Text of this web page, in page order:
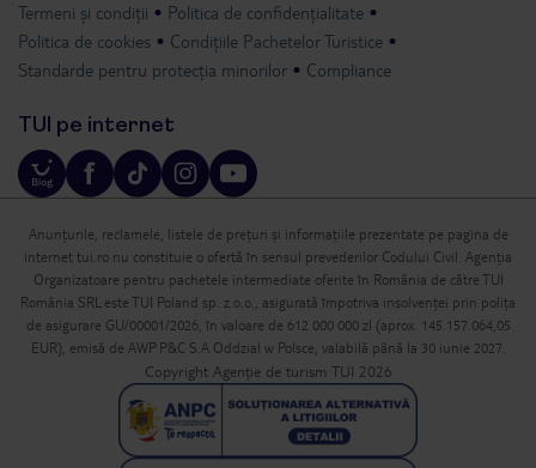
Termeni și condiții
Politica de confidențialitate
Politica de cookies
Condițiile Pachetelor Turistice
Standarde pentru protecția minorilor
Compliance
TUI pe internet
Anunțurile, reclamele, listele de prețuri și informațiile prezentate pe pagina de
internet tui.ro nu constituie o ofertă în sensul prevederilor Codului Civil. Agenția
Organizatoare pentru pachetele intermediate oferite în România de către TUI
România SRL este TUI Poland sp. z.o.o., asigurată împotriva insolvenței prin polița
de asigurare GU/00001/2026, în valoare de 612 000 000 zl (aprox. 145.157.064,05
EUR), emisă de AWP P&C S.A Oddzial w Polsce, valabilă până la 30 iunie 2027.
Copyright Agenție de turism TUI 2026